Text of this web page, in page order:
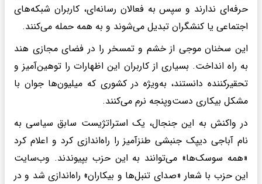
حرفه‌ای ندارند و سپس به فعالان رسانه‌ای، کاربران شبکه‌های
اجتماعی یا کنشگران تبدیل می‌شوند و به همه حمله می‌کنند.
این سخنان موجی از خشم و تمسخر را در فضای مجازی هند
به راه انداخت. بسیاری از کاربران این اظهارات را توهین‌آمیز و
تحقیرکننده دانستند، به‌ویژه در کشوری که میلیون‌ها جوان با
مشکل بیکاری دست‌وپنجه نرم می‌کنند.
در واکنش به این جنجال، یک استراتژیست سابق سیاسی به
نام آباجی دیپک جنبشی طنزآمیز را راه‌اندازی کرد و اعلام کرد
«همه سوسک‌ها» می‌توانند به این حزب بپیوندند. وب‌سایت
این حزب با شعار «صدای تنبل‌ها و بیکاران» راه‌اندازی شد و در